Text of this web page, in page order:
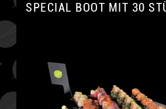
SPECIAL BOOT MIT 30